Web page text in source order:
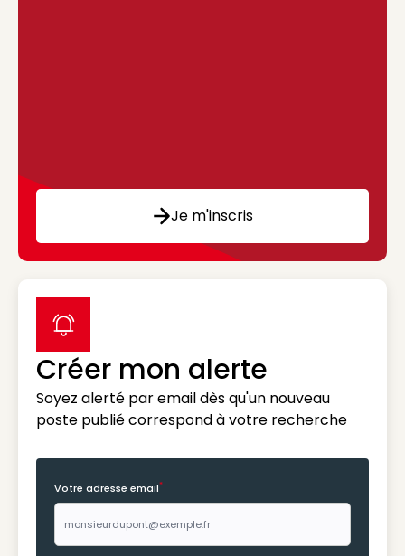
Je m'inscris
Créer mon alerte
Soyez alerté par email dès qu'un nouveau
poste publié correspond à votre recherche
label icon
Votre adresse email*